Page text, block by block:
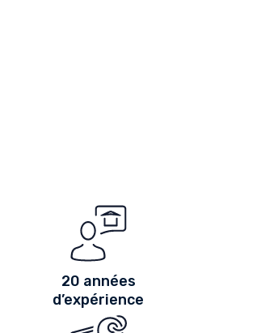
20 années
d’expérience